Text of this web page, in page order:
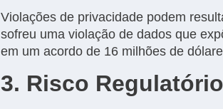
Violações de privacidade podem
sofreu uma violação de dados que
em um acordo de 16 milhões de
3. Risco